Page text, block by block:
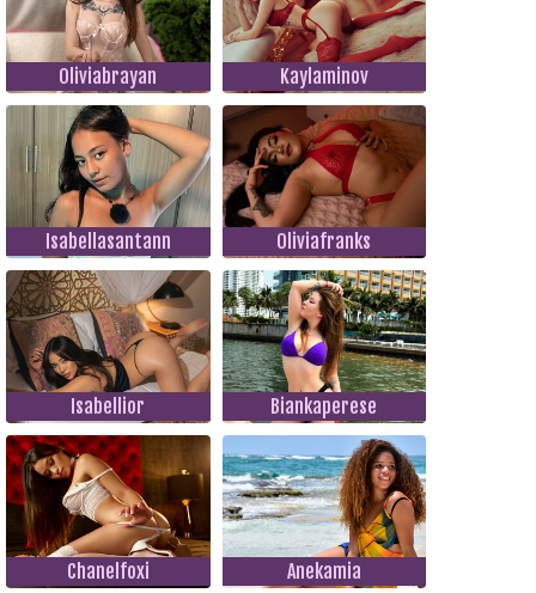
Oliviabrayan Kaylaminov
Isabellasantann Oliviafranks
Isabellior Biankaperese
Chanelfoxi Anekamia